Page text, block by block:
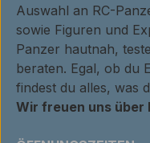
Auswahl an RC-
sowie Figuren und
Panzer hautnah,
beraten. Egal, ob du
findest du alles, was
Wir freuen uns über